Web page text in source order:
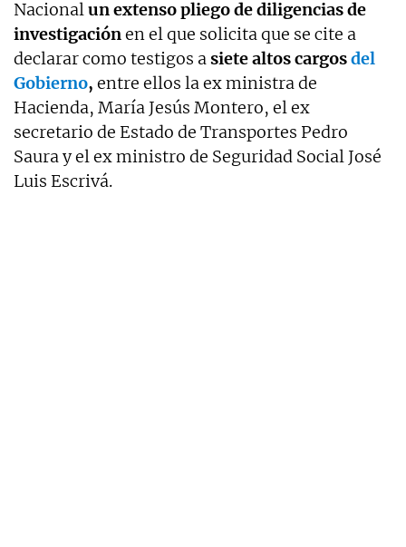
Nacionalun extenso pliego de diligencias de
investigaciónen el que solicita que se cite a
declarar como testigos asiete altos cargosdel
Gobierno, entre ellos la ex ministra de
Hacienda, María Jesús Montero, el ex
secretario de Estado de Transportes Pedro
Saura y el ex ministro de Seguridad Social José
Luis Escrivá.